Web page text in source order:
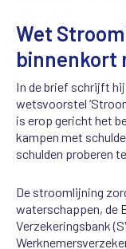
Wet
binnenkort
In de brief schrijft
wetsvoorstel
is erop gericht het
kampen met
schulden proberen
De stroomlijning
waterschappen, de
Verzekeringsbank